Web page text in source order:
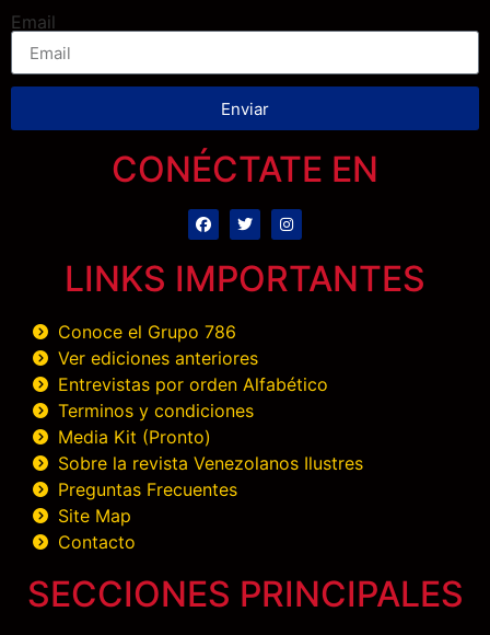
Email
Enviar
CONÉCTATE EN
LINKS IMPORTANTES
Conoce el Grupo 786
Ver ediciones anteriores
Entrevistas por orden Alfabético
Terminos y condiciones
Media Kit (Pronto)
Sobre la revista Venezolanos Ilustres
Preguntas Frecuentes
Site Map
Contacto
SECCIONES PRINCIPALES